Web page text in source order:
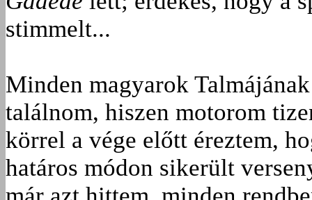
stimmelt...
Minden magyarok
találnom, hiszen motorom
körrel a vége előtt éreztem,
határos módon sikerült